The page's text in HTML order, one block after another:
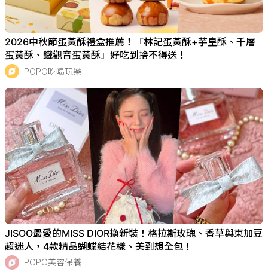
2026中秋節蛋黃酥禮盒推薦！「林記蛋黃酥+芋皇酥、千層
蛋黃酥、鐵觀音蛋黃酥」好吃到捨不得送！
POPO吃喝玩樂
JISOO最愛的MISS DIOR換新裝！格拉斯玫瑰、香草與東加豆
超迷人，4款精品蝴蝶結花樣、美到想全包！
POPO美容保養